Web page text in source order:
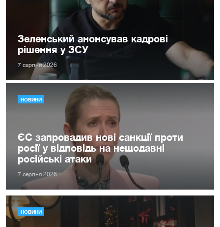
Зеленський анонсував кадрові
рішення у ЗСУ
7 серпня 2026
НОВИНИ
ЄС запровадив нові санкції проти
росії у відповідь на нещодавні
російські атаки
7 серпня 2026
НОВИНИ